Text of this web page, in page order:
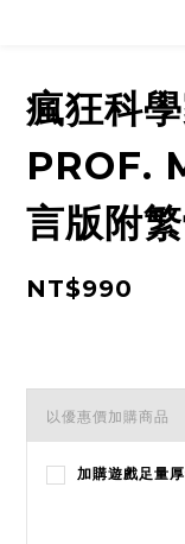
瘋狂科
PROF.
言版附
NT$990
以優惠價加購商品
加購遊戲足量